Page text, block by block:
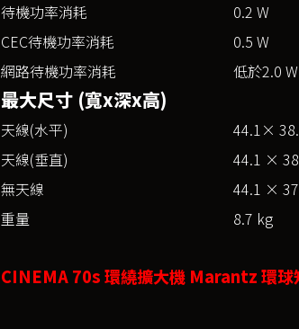
待機功率消耗
0.2 W
CEC待機功率消耗
0.5 W
網路待機功率消耗
低於2.0 W
最大尺寸 (寬x深x高)
天線(水平)
44.1×
天線(垂直)
44.1 ×
無天線
44.1 ×
重量
8.7 kg
CINEMA 70s 環繞擴大機 Marantz 環球